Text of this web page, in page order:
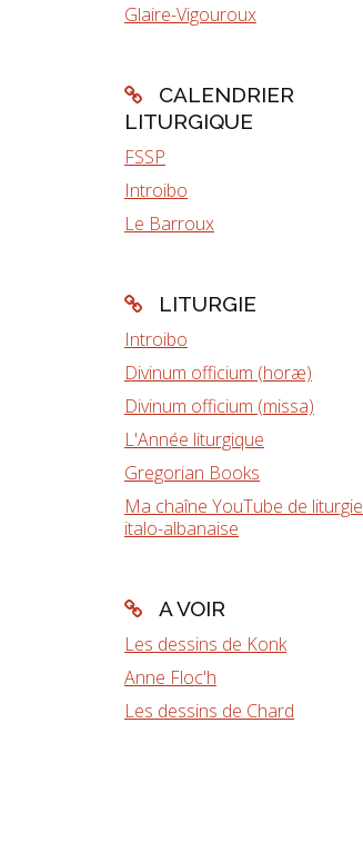
Glaire-Vigouroux
CALENDRIER
LITURGIQUE
FSSP
Introibo
Le Barroux
LITURGIE
Introibo
Divinum officium (horæ)
Divinum officium (missa)
L'Année liturgique
Gregorian Books
Ma chaîne YouTube de liturgie
italo-albanaise
A VOIR
Les dessins de Konk
Anne Floc'h
Les dessins de Chard